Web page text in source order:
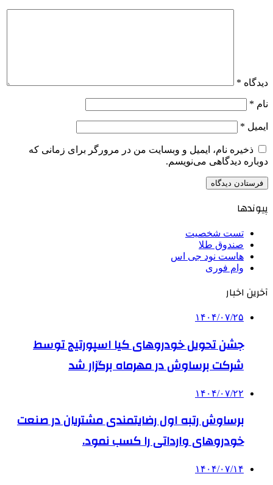
دیدگاه *
نام *
ایمیل *
ذخیره نام، ایمیل و وبسایت من در مرورگر برای زمانی که
دوباره دیدگاهی می‌نویسم.
پیوندها
تست شخصیت
صندوق طلا
هاست نود جی اس
وام فوری
آخرین اخبار
۱۴۰۴/۰۷/۲۵
جشن تحویل خودروهای کیا اسپورتیج توسط
شرکت برساوش در مهرماه برگزار شد
۱۴۰۴/۰۷/۲۲
برساوش رتبه اول رضایتمندی مشتریان در صنعت
خودروهای وارداتی را کسب نمود.
۱۴۰۴/۰۷/۱۴